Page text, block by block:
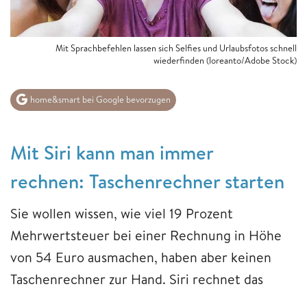
Mit Sprachbefehlen lassen sich Selfies und Urlaubsfotos schnell
wiederfinden (loreanto/Adobe Stock)
home&smart bei Google bevorzugen
Mit Siri kann man immer
rechnen: Taschenrechner starten
Sie wollen wissen, wie viel 19 Prozent
Mehrwertsteuer bei einer Rechnung in Höhe
von 54 Euro ausmachen, haben aber keinen
Taschenrechner zur Hand. Siri rechnet das